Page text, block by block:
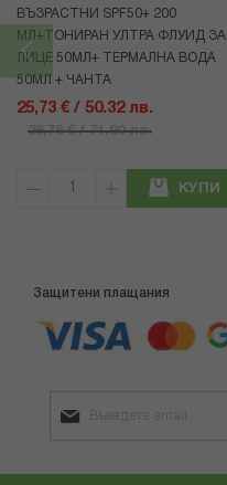
ВЪЗРАСТНИ SPF50+ 200
МЛ+ТОНИРАН УЛТРА ФЛУИД ЗА
ЛИЦЕ 50МЛ+ ТЕРМАЛНА ВОДА
50МЛ + ЧАНТА
25,73 € / 50.32 лв.
36,76 € / 71.90 лв.
КУПИ
Защитени плащания